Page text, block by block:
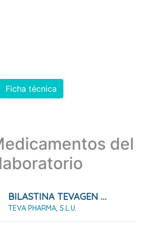
Ficha técnica
del
BILASTINA TEVAGEN 20 MG COMPRIMIDOS EFG
TEVA PHARMA, S.L.U.